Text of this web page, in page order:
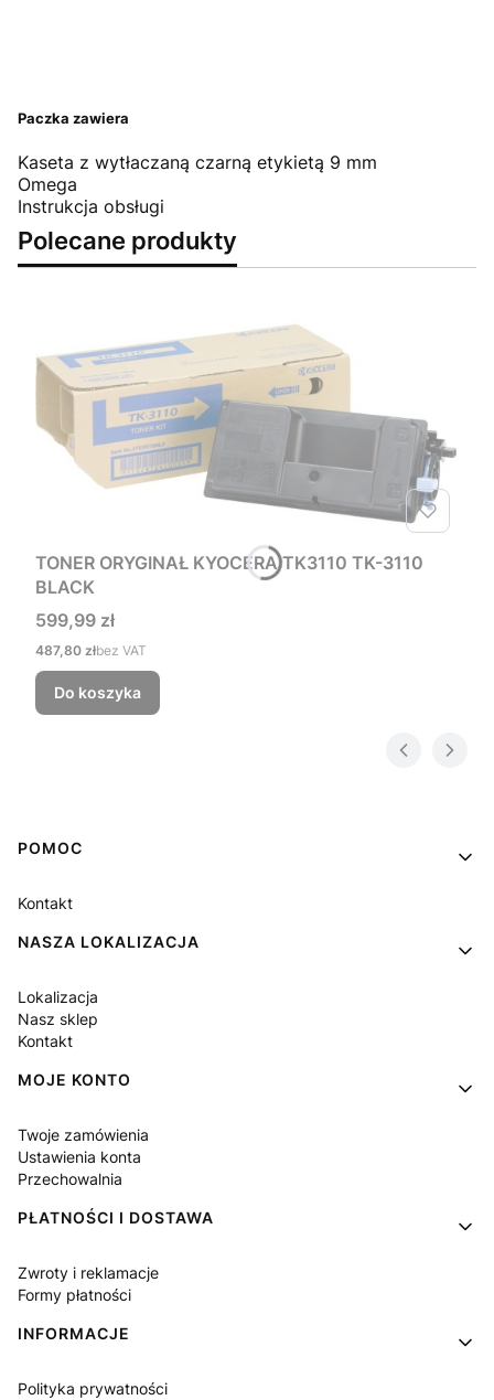
Paczka zawiera
Kaseta z wytłaczaną czarną etykietą 9 mm
Omega
Instrukcja obsługi
Polecane produkty
TONER ORYGINAŁ KYOCERA TK3110 TK-3110
BLACK
Cena
599,99 zł
Cena
487,80 złbez VAT
Do koszyka
Linki w stopce
POMOC
Kontakt
NASZA LOKALIZACJA
Lokalizacja
Nasz sklep
Kontakt
MOJE KONTO
Twoje zamówienia
Ustawienia konta
Przechowalnia
PŁATNOŚCI I DOSTAWA
Zwroty i reklamacje
Formy płatności
INFORMACJE
Polityka prywatności